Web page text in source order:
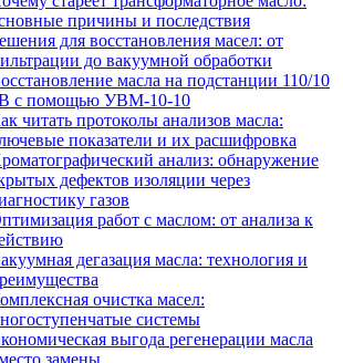
причины и последствия
для восстановления масел: от
до вакуумной обработки
масла на подстанции 110/10
с помощью УВМ-10-10
читать протоколы анализов масла:
показатели и их расшифровка
анализ: обнаружение
дефектов изоляции через
газов
работ с маслом: от анализа к
дегазация масла: технология и
очистка масел:
системы
выгода регенерации масла
замены